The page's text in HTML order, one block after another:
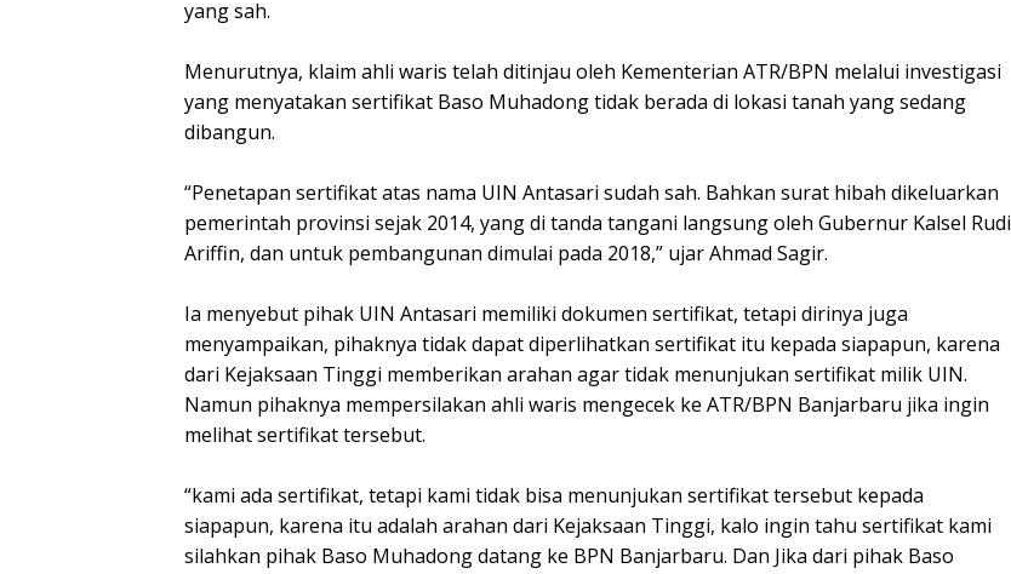
yang sah.
Menurutnya, klaim ahli waris telah ditinjau oleh Kementerian ATR/BPN melalui investigasi
yang menyatakan sertifikat Baso Muhadong tidak berada di lokasi tanah yang sedang
dibangun.
“Penetapan sertifikat atas nama UIN Antasari sudah sah. Bahkan surat hibah dikeluarkan
pemerintah provinsi sejak 2014, yang di tanda tangani langsung oleh Gubernur Kalsel Rudi
Ariffin, dan untuk pembangunan dimulai pada 2018,” ujar Ahmad Sagir.
Ia menyebut pihak UIN Antasari memiliki dokumen sertifikat, tetapi dirinya juga
menyampaikan, pihaknya tidak dapat diperlihatkan sertifikat itu kepada siapapun, karena
dari Kejaksaan Tinggi memberikan arahan agar tidak menunjukan sertifikat milik UIN.
Namun pihaknya mempersilakan ahli waris mengecek ke ATR/BPN Banjarbaru jika ingin
melihat sertifikat tersebut.
“kami ada sertifikat, tetapi kami tidak bisa menunjukan sertifikat tersebut kepada
siapapun, karena itu adalah arahan dari Kejaksaan Tinggi, kalo ingin tahu sertifikat kami
silahkan pihak Baso Muhadong datang ke BPN Banjarbaru. Dan Jika dari pihak Baso